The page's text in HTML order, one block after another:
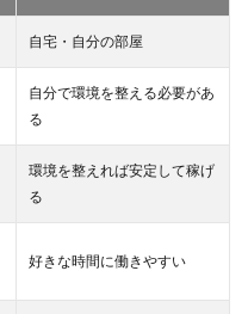
自宅・自分の部屋
自分で環境を整える必要があ
る
環境を整えれば安定して稼げ
る
好きな時間に働きやすい